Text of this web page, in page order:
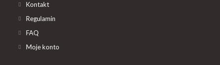
Kontakt
Regulamin
FAQ
Moje konto